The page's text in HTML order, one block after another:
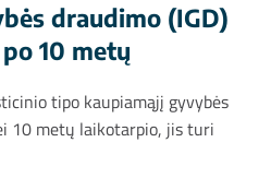
draudimo (IGD)
10 metų
tipo kaupiamąjį gyvybės
10 metų laikotarpio, jis turi